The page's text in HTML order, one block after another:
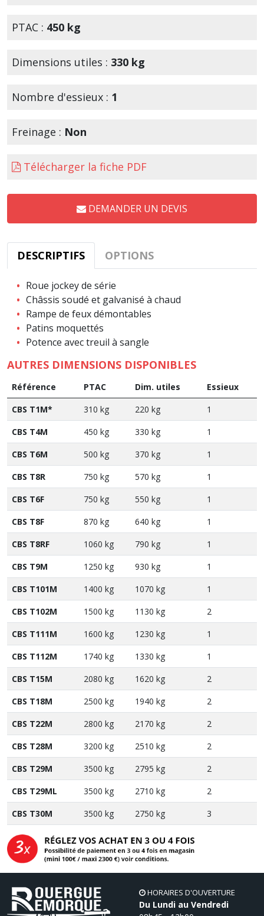
PTAC : 450 kg
Dimensions utiles : 330 kg
Nombre d'essieux : 1
Freinage : Non
Télécharger la fiche PDF
DEMANDER UN DEVIS
DESCRIPTIFS OPTIONS
Roue jockey de série
Châssis soudé et galvanisé à chaud
Rampe de feux démontables
Patins moquettés
Potence avec treuil à sangle
AUTRES DIMENSIONS DISPONIBLES
Référence PTAC Dim. utiles
Essieux
CBS T1M*
310 kg 220 kg
1
CBS T4M
450 kg 330 kg
1
CBS T6M
500 kg 370 kg
1
CBS T8R
750 kg 570 kg
1
CBS T6F
750 kg 550 kg
1
CBS T8F
870 kg 640 kg
1
CBS T8RF
1060 kg 790 kg
1
CBS T9M
1250 kg 930 kg
1
CBS T101M
1400 kg 1070 kg
1
CBS T102M
1500 kg 1130 kg
2
CBS T111M
1600 kg 1230 kg
1
CBS T112M
1740 kg 1330 kg
1
CBS T15M
2080 kg 1620 kg
2
CBS T18M
2500 kg 1940 kg
2
CBS T22M
2800 kg 2170 kg
2
CBS T28M
3200 kg 2510 kg
2
CBS T29M
3500 kg 2795 kg
2
CBS T29ML
3500 kg 2710 kg
2
CBS T30M
3500 kg 2750 kg 3
HORAIRES D'OUVERTURE
Du Lundi au Vendredi